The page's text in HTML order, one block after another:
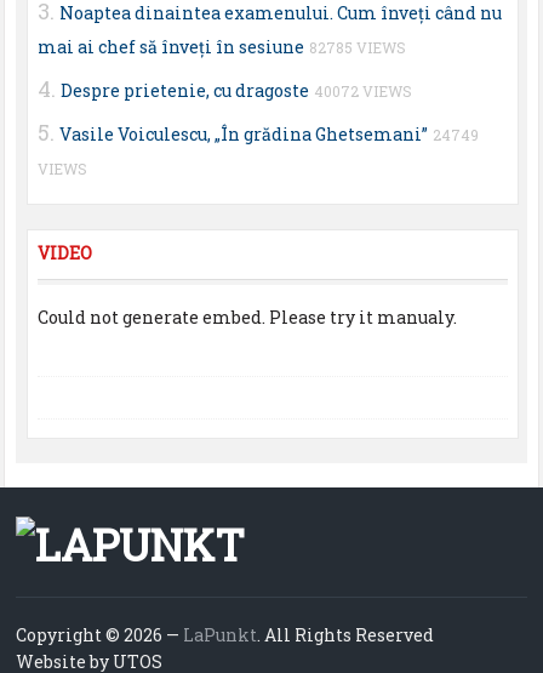
Noaptea dinaintea examenului. Cum înveţi când nu
mai ai chef să înveţi în sesiune 82785 VIEWS
Despre prietenie, cu dragoste 40072 VIEWS
Vasile Voiculescu, „În grădina Ghetsemani” 24749
VIEWS
VIDEO
Could not generate embed. Please try it manualy.
Copyright © 2026 — LaPunkt. All Rights Reserved
Website by UTOS